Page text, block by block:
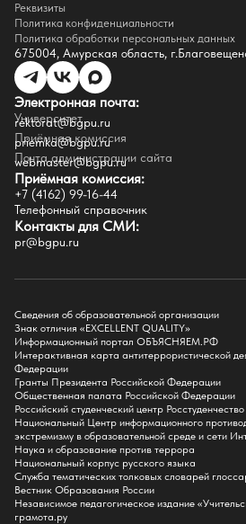
Сведения о доходах
Доступная среда
Инфраструктура
Противодествие коррупции
Противодействие терроризму
Целевой капитал
Часто задаваемые вопросы
Внутренний сайт
Факультеты
Естественно-географический факультет
Историко-филологический факультет
Факультет иностранных языков
Факультет педагогики и психологии
Факультет физической культуры и спорта
Подготовительное отделение для
Поступление
Приемная комиссия
Поступай в БГПУ
Специальности и направления
Списки поступающих
Приказы о зачислении
Полезные материалы
Общежитие
Информация о целевом обучении
Обркредит в СПО
Бакалавриат
Магистратура
Аспирантура
Реквизиты
Политика конфиденциальности
Политика обработки персональных данных
675004, Амурская область,
Электронная почта:
Университет
rektorat@bgpu.ru
Приёмная комиссия
priemka@bgpu.ru
Почта администрации сайта
webmaster@bgpu.ru
Приёмная комиссия:
+7 (4162) 99-16-44
Телефонный справочник
Контакты для СМИ:
pr@bgpu.ru
Сведения об образовательной организации
Знак отличия «EXCELLENT QUALITY»
Информационный портал ОБЪЯСНЯЕМ.РФ
Интерактивная карта антитеррористической
Федерации
Гранты Президента Российской Федерации
Общественная палата Российской Федерации
Российский студенческий центр Росстуденчество
Национальный Центр информационного
экстремизму в образовательной среде и сети
Наука и образование против террора
Национальный корпус русского языка
Служба тематических толковых словарей
Вестник Образования России
Независимое педагогическое издание
грамота.ру